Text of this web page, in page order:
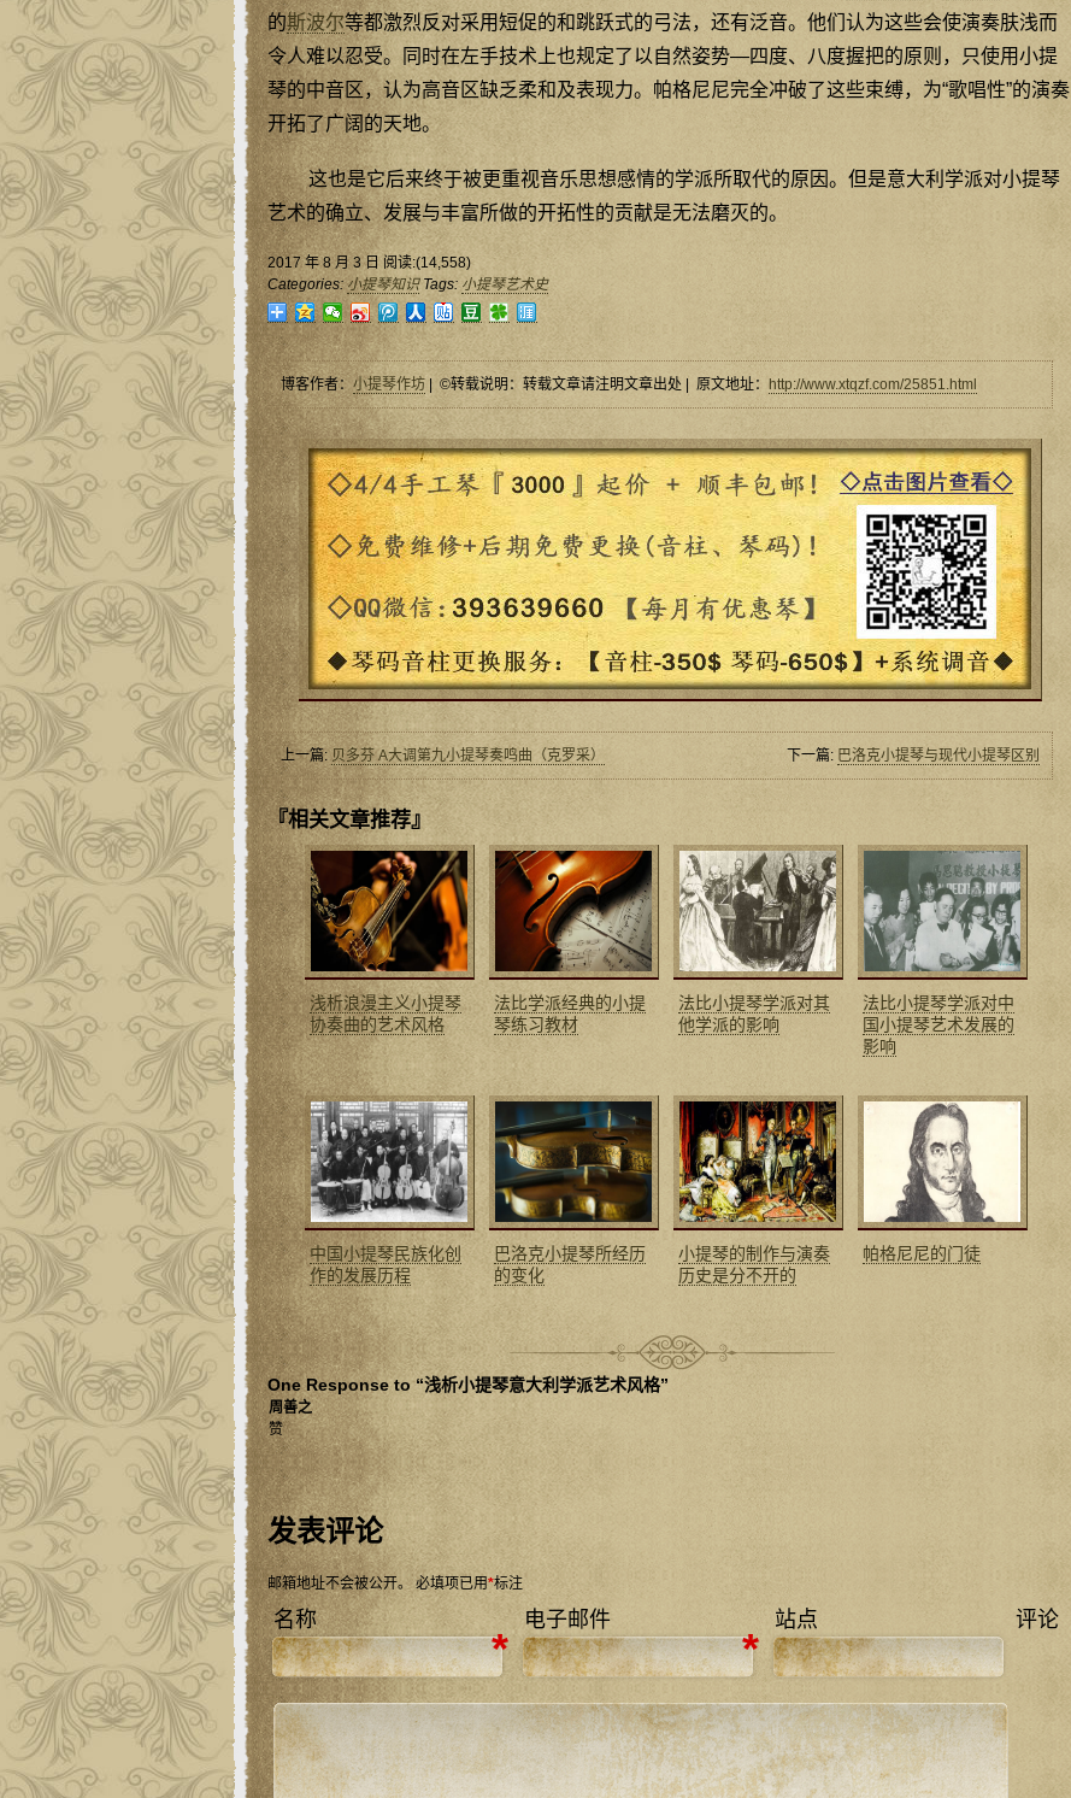
的斯波尔等都激烈反对采用短促的和跳跃式的弓法，还有泛音。他们认为这些会使演奏肤浅而
令人难以忍受。同时在左手技术上也规定了以自然姿势—四度、八度握把的原则，只使用小提
琴的中音区，认为高音区缺乏柔和及表现力。帕格尼尼完全冲破了这些束缚，为“歌唱性”的演奏
开拓了广阔的天地。
这也是它后来终于被更重视音乐思想感情的学派所取代的原因。但是意大利学派对小提琴
艺术的确立、发展与丰富所做的开拓性的贡献是无法磨灭的。
2017 年 8 月 3 日 阅读:(14,558)
Categories: 小提琴知识Tags: 小提琴艺术史
博客作者： 小提琴作坊 | ©转载说明：转载文章请注明文章出处 | 原文地址： http://www.xtqzf.com/25851.html
上一篇:贝多芬 A大调第九小提琴奏鸣曲（克罗采） 下一篇: 巴洛克小提琴与现代小提琴区别
『相关文章推荐』
浅析浪漫主义小提琴
协奏曲的艺术风格
法比学派经典的小提
琴练习教材
法比小提琴学派对其
他学派的影响
法比小提琴学派对中
国小提琴艺术发展的
影响
中国小提琴民族化创
作的发展历程
巴洛克小提琴所经历
的变化
小提琴的制作与演奏
历史是分不开的
帕格尼尼的门徒
One Response to “浅析小提琴意大利学派艺术风格”
周善之
赞
发表评论
邮箱地址不会被公开。 必填项已用*标注
名称
*
电子邮件
*
站点 评论